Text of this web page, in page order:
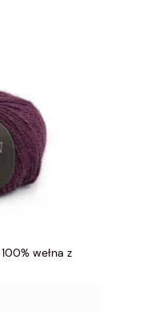
wełna z